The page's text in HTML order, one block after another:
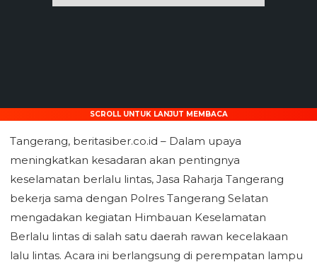
SCROLL UNTUK LANJUT MEMBACA
Tangerang, beritasiber.co.id – Dalam upaya
meningkatkan kesadaran akan pentingnya
keselamatan berlalu lintas, Jasa Raharja Tangerang
bekerja sama dengan Polres Tangerang Selatan
mengadakan kegiatan Himbauan Keselamatan
Berlalu lintas di salah satu daerah rawan kecelakaan
lalu lintas. Acara ini berlangsung di perempatan lampu